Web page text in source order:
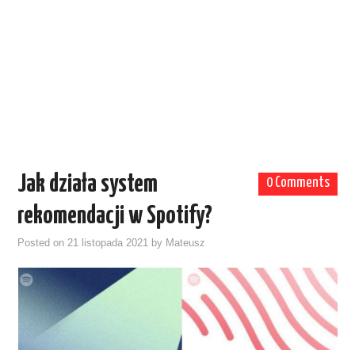
0 Comments
Jak działa system
rekomendacji w Spotify?
Posted on21 listopada 2021 by Mateusz